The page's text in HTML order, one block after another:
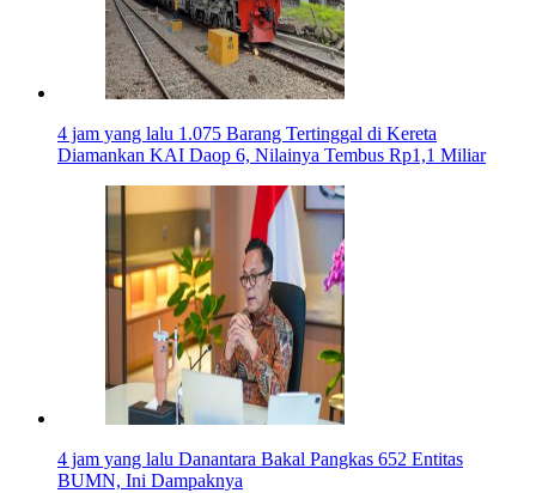
4 jam yang lalu 1.075 Barang Tertinggal di Kereta
Diamankan KAI Daop 6, Nilainya Tembus Rp1,1 Miliar
4 jam yang lalu Danantara Bakal Pangkas 652 Entitas
BUMN, Ini Dampaknya